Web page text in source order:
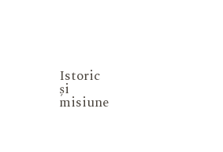
Istoric
și
misiune